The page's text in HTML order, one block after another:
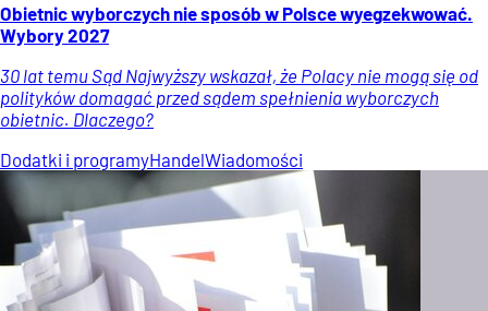
Obietnic wyborczych nie sposób w Polsce wyegzekwować.
Wybory 2027
30 lat temu Sąd Najwyższy wskazał, że Polacy nie mogą się od
polityków domagać przed sądem spełnienia wyborczych
obietnic. Dlaczego?
Dodatki i programyHandelWiadomości